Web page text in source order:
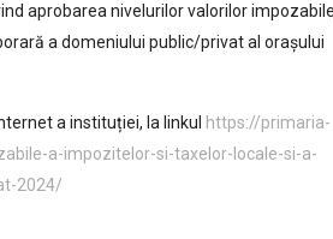
aprobarea nivelurilor valorilor
a domeniului public/privat al orașului
a instituției, la linkul https://primaria-
a-impozitelor-si-taxelor-locale-si-a-
2024/